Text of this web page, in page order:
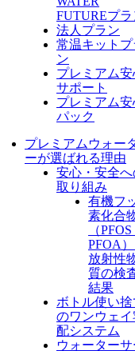
FUTUREプラ
法人プラン
常温キットプ
ン
プレミアム安
サポート
プレミアム安
パック
プレミアムウォー
ーが選ばれる理由
安心・安全へ
取り組み
有機フ
素化合
（
PFOA
放射性
質の検
結果
ボトル使い捨
のワンウェイ
配システム
ウォーター